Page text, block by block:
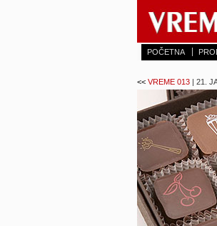
POČETNA
<< VREME 013 | 21.